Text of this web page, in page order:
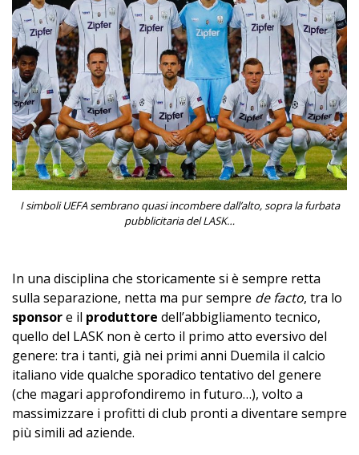
I simboli UEFA sembrano quasi incombere dall’alto, sopra la furbata
pubblicitaria del LASK…
In una disciplina che storicamente si è sempre retta
sulla separazione, netta ma pur sempre de facto, tra lo
sponsore il produttore dell’abbigliamento tecnico,
quello del LASK non è certo il primo atto eversivo del
genere: tra i tanti, già nei primi anni Duemila il calcio
italiano vide qualche sporadico tentativo del genere
(che magari approfondiremo in futuro…), volto a
massimizzare i profitti di club pronti a diventare sempre
più simili ad aziende.